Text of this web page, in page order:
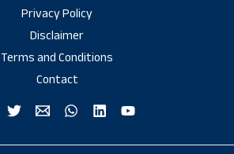
Privacy Policy
Disclaimer
Terms and Conditions
Contact